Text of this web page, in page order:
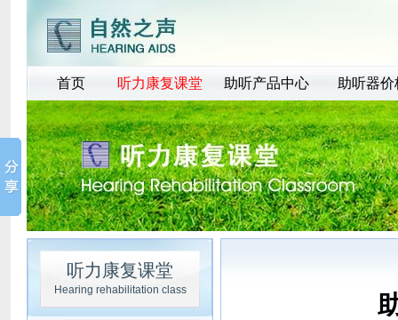
首页 听力康复课堂 助听产品中心 助听器价
听力康复课堂
Hearing rehabilitation class